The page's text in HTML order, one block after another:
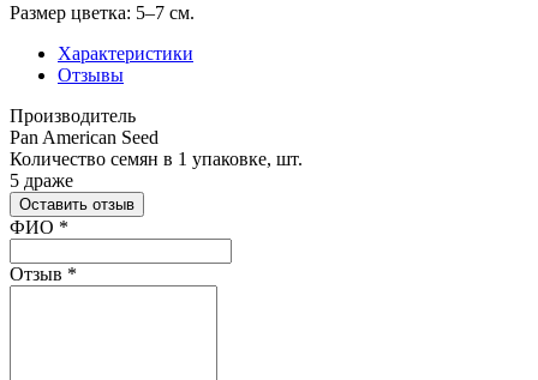
Размер цветка: 5–7 см.
Характеристики
Отзывы
Производитель
Pan American Seed
Количество семян в 1 упаковке, шт.
5 драже
Оставить отзыв
Ваш отзыв был отправлен!
ФИО *
Отзыв *